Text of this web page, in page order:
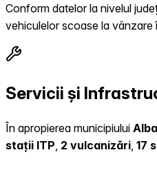
Conform datelor la nivelul
vehiculelor scoase la vânzare
Servicii și
În apropierea municipiului
stații ITP, 2 vulcanizări, 17